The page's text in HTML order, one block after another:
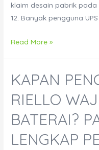
klaim desain pabrik pada
12. Banyak pengguna
Cara
UPS
Agar
Bertahan
10
Read More »
KAPAN
RIELLO
BATERAI?
LENGKAP